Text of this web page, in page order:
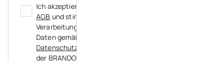
Ich akzeptiere die
AGB und stimme der
Verarbeitung meiner
Daten gemäß der
Datenschutzerklärung
der BRANDORA zu.